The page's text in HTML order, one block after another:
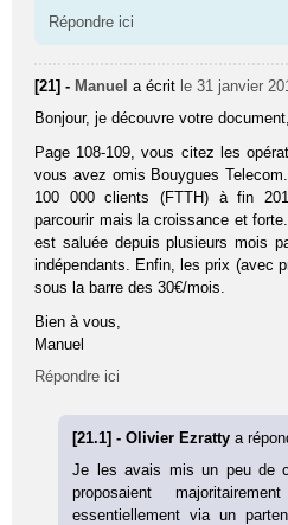
Répondre ici
[21] - Manuel a écrit le 31 janvier
Bonjour, je découvre votre
Page 108-109, vous citez les
vous avez omis Bouygues
100 000 clients (FTTH) à fin
parcourir mais la croissance et
est saluée depuis plusieurs mois
indépendants. Enfin, les prix (avec
sous la barre des 30€/mois.
Bien à vous,
Manuel
Répondre ici
[21.1] - Olivier Ezrattya
Je les avais mis un peu de
proposaient
essentiellement via un